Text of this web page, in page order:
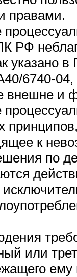
правами.
РФ
указано
6740-
внешне и
к
по
или